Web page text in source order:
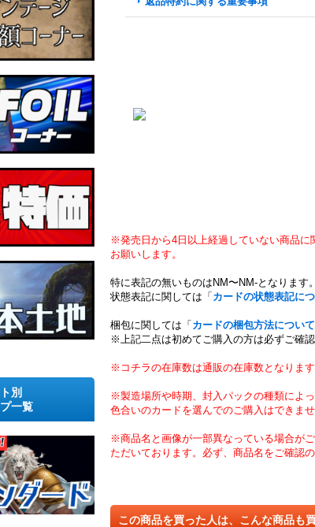
別
一覧
※発売日から4日以上経過していない商品に
お願いします。
特に表記の無いものはNM〜NM-となります。
状態表記に関しては「 カードの状態表記に
梱包に関しては「 カードの梱包方法について
※上記二点は初めてご購入の方は必ずご確認
※コチラの在庫数は通販の在庫数となりま
※製造場所や時期、封入パックの種類によ
色合いのカードを選んでのご購入はできま
※商品名と画像が一部異なっている場合が
ただいております。必ず、商品名をご確認
この商品を買った人は、こんな商品も